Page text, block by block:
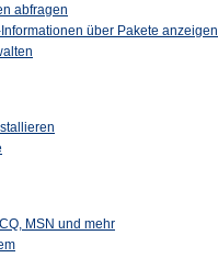
abfragen
über Pakete anzeigen
MSN und mehr